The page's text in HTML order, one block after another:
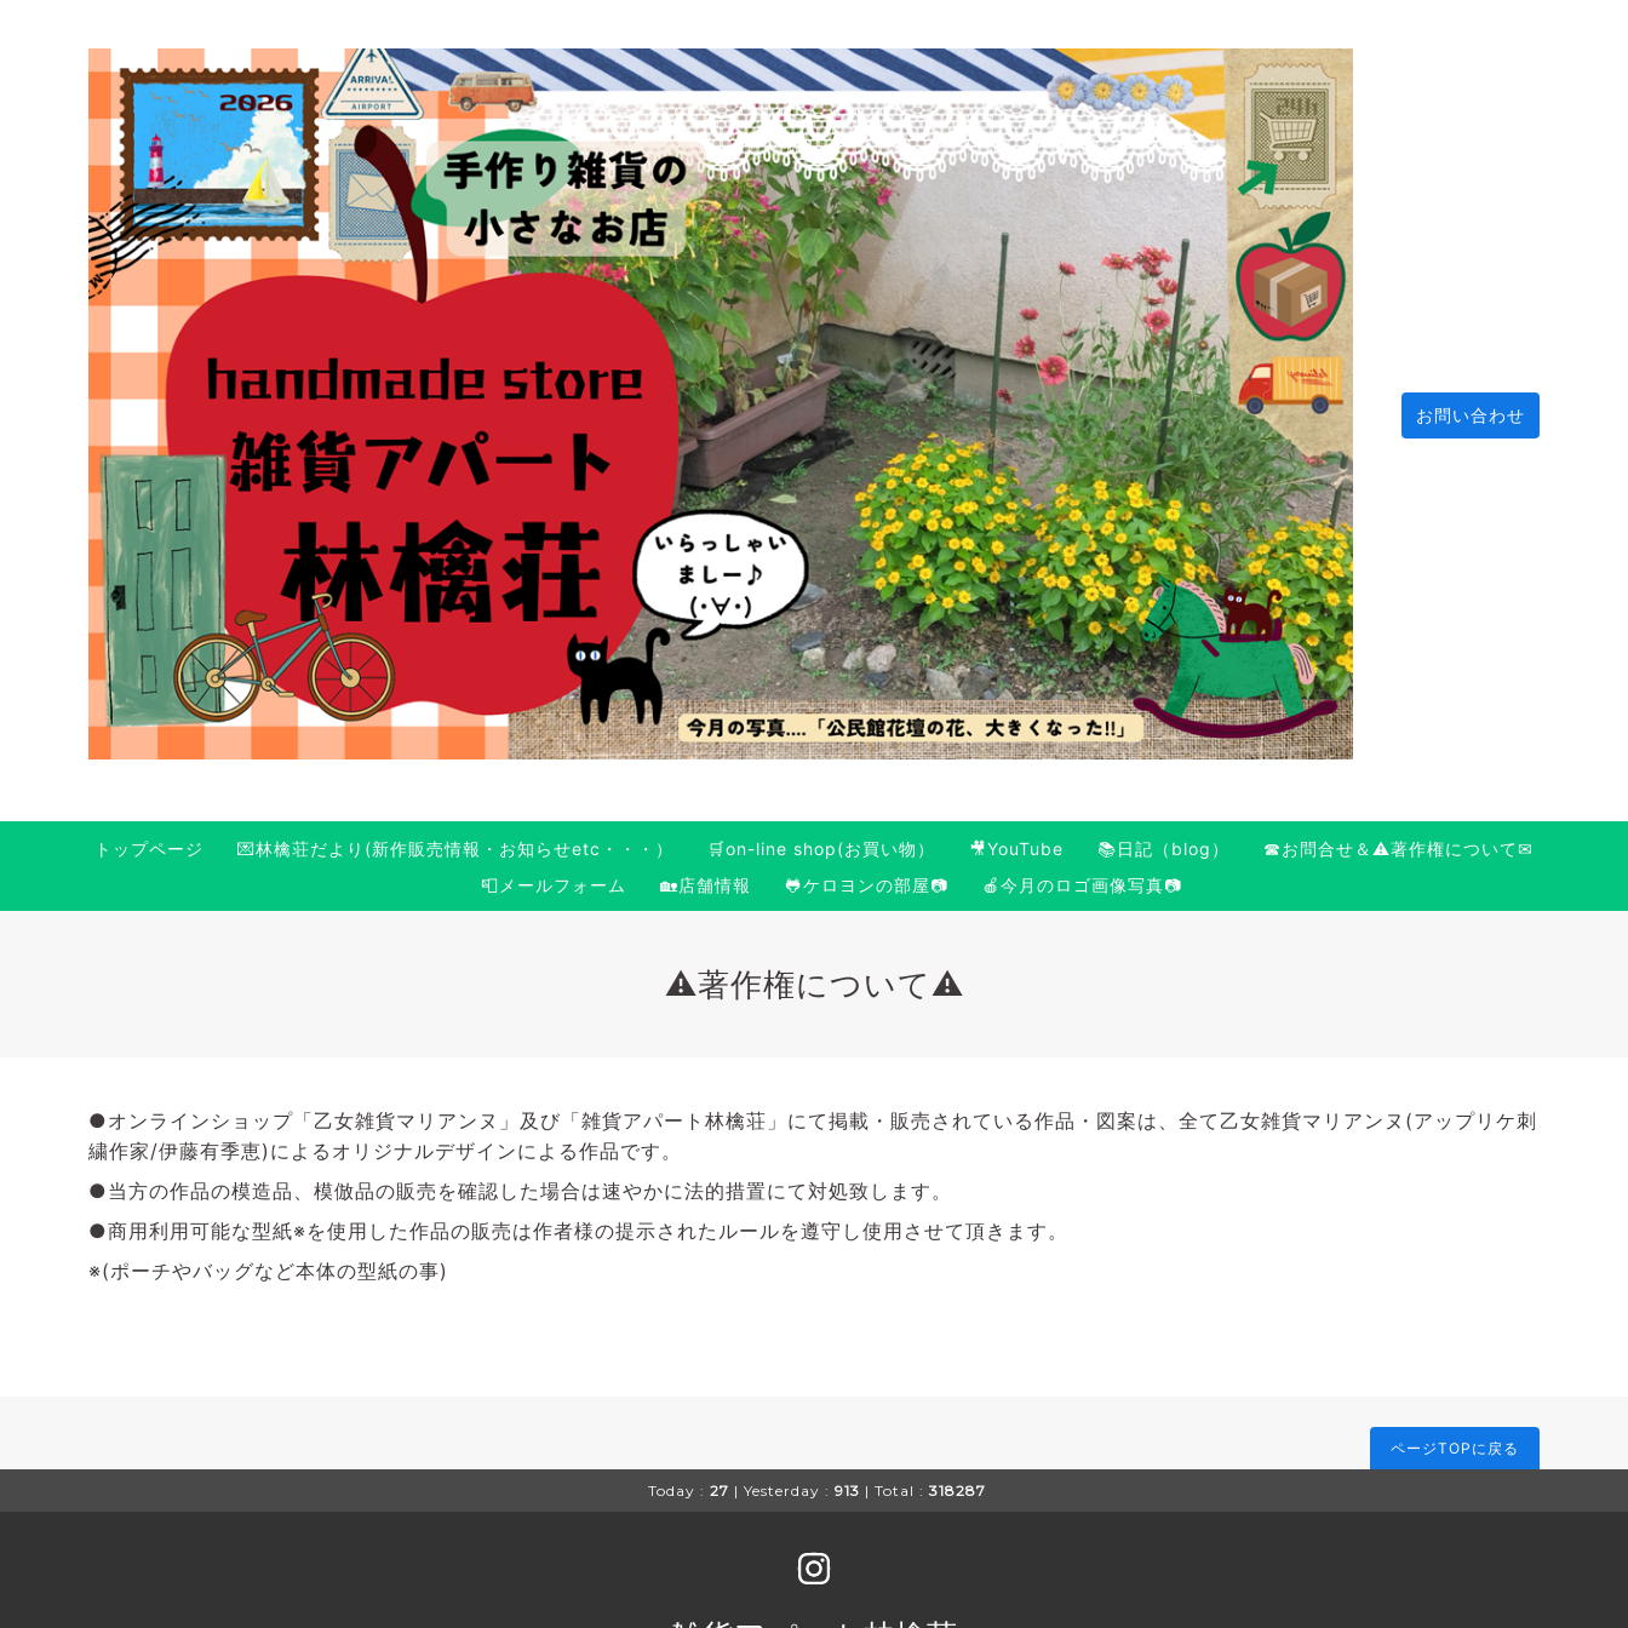
お問い合わせ
トップページ 💌林檎荘だより(新作販売情報・お知らせetc・・・） 🛒on-line shop(お買い物） 🎥YouTube 📚日記（blog）
☎お問合せ＆⚠️著作権について✉
📮メールフォーム
🏡店舗情報 🐸ケロヨンの部屋📷 🍎今月のロゴ画像写真📷
⚠️著作権について⚠️
●オンラインショップ「乙女雑貨マリアンヌ」及び「雑貨アパート林檎荘」にて掲載・販売されている作品・図案は、全て乙女雑貨マリアンヌ(アップリケ刺
繍作家/伊藤有季恵)によるオリジナルデザインによる作品です。
●当方の作品の模造品、模倣品の販売を確認した場合は速やかに法的措置にて対処致します。
●商用利用可能な型紙※を使用した作品の販売は作者様の提示されたルールを遵守し使用させて頂きます。
※(ポーチやバッグなど本体の型紙の事)
ページTOPに戻る
Today : 27 | Yesterday : 913 | Total : 318287